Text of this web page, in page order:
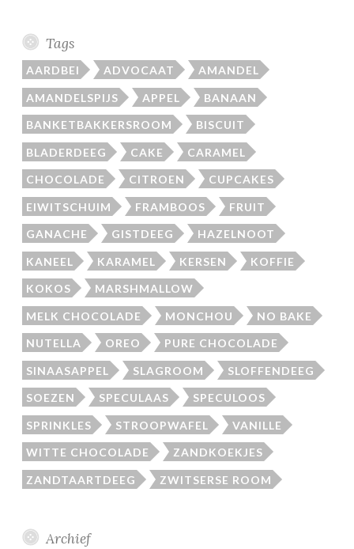
Tags
AARDBEI ADVOCAAT AMANDEL
AMANDELSPIJS APPEL BANAAN
BANKETBAKKERSROOM BISCUIT
BLADERDEEG CAKE CARAMEL
CHOCOLADE CITROEN CUPCAKES
EIWITSCHUIM FRAMBOOS FRUIT
GANACHE GISTDEEG HAZELNOOT
KANEEL KARAMEL KERSEN KOFFIE
KOKOS MARSHMALLOW
MELK CHOCOLADE MONCHOU NO BAKE
NUTELLA OREO PURE CHOCOLADE
SINAASAPPEL SLAGROOM SLOFFENDEEG
SOEZEN SPECULAAS SPECULOOS
SPRINKLES STROOPWAFEL VANILLE
WITTE CHOCOLADE ZANDKOEKJES
ZANDTAARTDEEG ZWITSERSE ROOM
Archief